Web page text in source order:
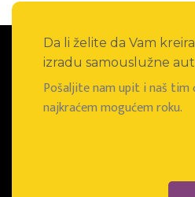
Da li želite da Vam
izradu samouslužne
Pošaljite nam upit i naš tim
najkraćem mogućem roku.